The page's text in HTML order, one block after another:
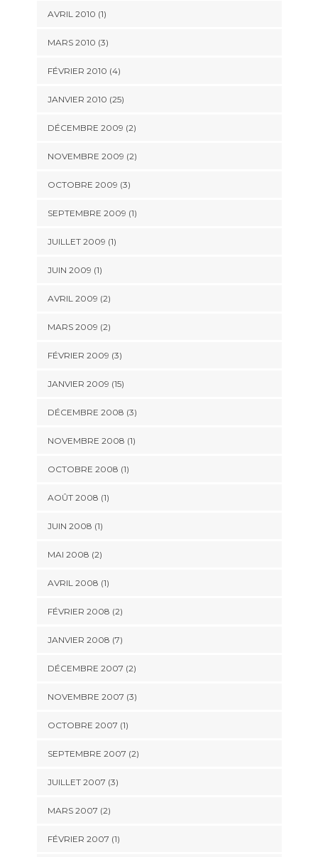
AVRIL 2010 (1)
MARS 2010 (3)
FÉVRIER 2010 (4)
JANVIER 2010 (25)
DÉCEMBRE 2009 (2)
NOVEMBRE 2009 (2)
OCTOBRE 2009 (3)
SEPTEMBRE 2009 (1)
JUILLET 2009 (1)
JUIN 2009 (1)
AVRIL 2009 (2)
MARS 2009 (2)
FÉVRIER 2009 (3)
JANVIER 2009 (15)
DÉCEMBRE 2008 (3)
NOVEMBRE 2008 (1)
OCTOBRE 2008 (1)
AOÛT 2008 (1)
JUIN 2008 (1)
MAI 2008 (2)
AVRIL 2008 (1)
FÉVRIER 2008 (2)
JANVIER 2008 (7)
DÉCEMBRE 2007 (2)
NOVEMBRE 2007 (3)
OCTOBRE 2007 (1)
SEPTEMBRE 2007 (2)
JUILLET 2007 (3)
MARS 2007 (2)
FÉVRIER 2007 (1)